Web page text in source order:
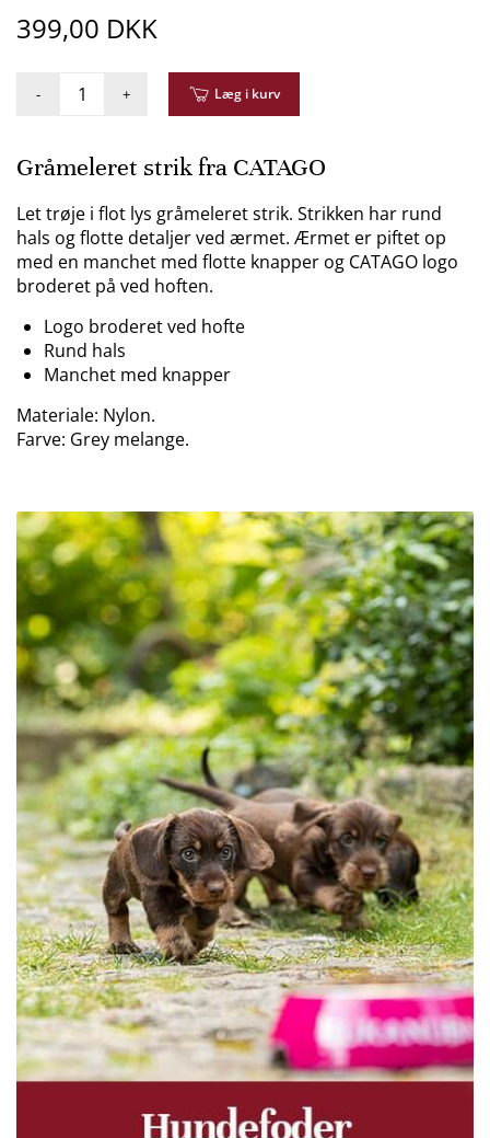
399,00 DKK
- + Læg i kurv
Gråmeleret strik fra CATAGO
Let trøje i flot lys gråmeleret strik. Strikken har rund
hals og flotte detaljer ved ærmet. Ærmet er piftet op
med en manchet med flotte knapper og CATAGO logo
broderet på ved hoften.
Logo broderet ved hofte
Rund hals
Manchet med knapper
Materiale: Nylon.
Farve: Grey melange.